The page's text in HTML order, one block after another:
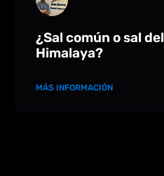
¿Sal común o sal del
Himalaya?
MÁS INFORMACIÓN